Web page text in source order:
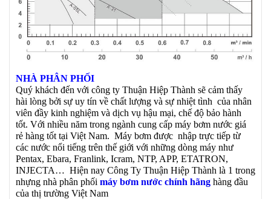
NHÀ PHÂN PHỐI
Quý khách đến với công ty Thuận Hiệp Thành sẽ cảm thấy
hài lòng bởi sự uy tín về chất lượng và sự nhiệt tình của nhân
viên đầy kinh nghiệm và dịch vụ hậu mại, chế độ bảo hành
tốt. Với nhiều năm trong ngành cung cấp máy bơm nước giá
rẻ hàng tốt tại Việt Nam. Máy bơm được nhập trực tiếp từ
các nước nổi tiếng trên thế giới với những dòng máy như
Pentax, Ebara, Franlink, Icram, NTP, APP, ETATRON,
INJECTA… Hiện nay Công Ty Thuận Hiệp Thành là 1 trong
nhựng nhà phân phối máy bơm nước chính hãng hàng đầu
của thị trường Việt Nam